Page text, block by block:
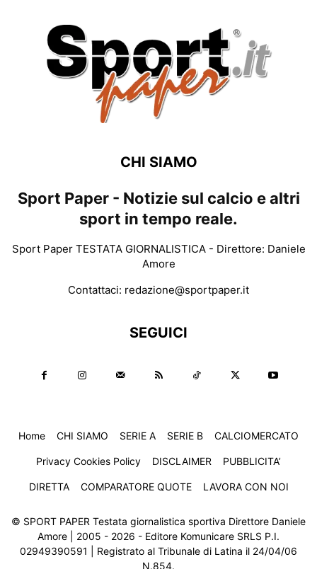
CHI SIAMO
Sport Paper - Notizie sul calcio e altri
sport in tempo reale.
Sport Paper TESTATA GIORNALISTICA - Direttore: Daniele
Amore
Contattaci: redazione@sportpaper.it
SEGUICI
Home CHI SIAMO SERIE A SERIE B CALCIOMERCATO
Privacy Cookies Policy DISCLAIMER PUBBLICITA’
DIRETTA COMPARATORE QUOTE LAVORA CON NOI
© SPORT PAPER Testata giornalistica sportiva Direttore Daniele
Amore | 2005 - 2026 - Editore Komunicare SRLS P.I.
02949390591 | Registrato al Tribunale di Latina il 24/04/06
N.854.